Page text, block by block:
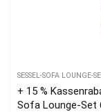
SESSEL-SOFA LOUNGE-
+ 15 %
Sofa Lounge-Set